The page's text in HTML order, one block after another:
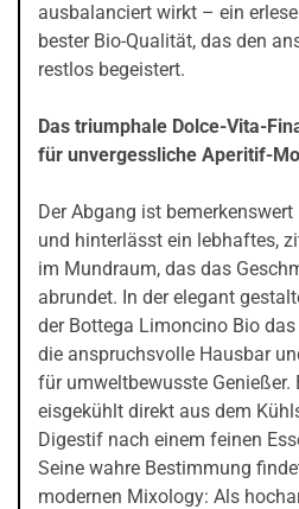
ausbalanciert wirkt – ein
bester Bio-Qualität, das den
restlos begeistert.
Das triumphale Dolce-Vita-
für unvergessliche Aperitif-
Der Abgang ist
und hinterlässt ein lebhaftes,
im Mundraum, das das
abrundet. In der elegant
der Bottega Limoncino Bio
die anspruchsvolle Hausbar
für umweltbewusste Genießer.
eisgekühlt direkt aus dem
Digestif nach einem feinen
Seine wahre Bestimmung
modernen Mixology: Als